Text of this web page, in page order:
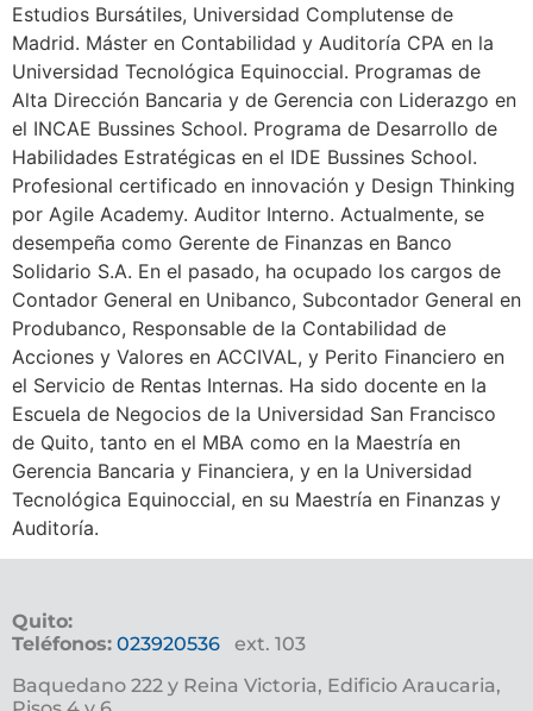
Estudios Bursátiles, Universidad Complutense de
Madrid. Máster en Contabilidad y Auditoría CPA en la
Universidad Tecnológica Equinoccial. Programas de
Alta Dirección Bancaria y de Gerencia con Liderazgo en
el INCAE Bussines School. Programa de Desarrollo de
Habilidades Estratégicas en el IDE Bussines School.
Profesional certificado en innovación y Design Thinking
por Agile Academy. Auditor Interno. Actualmente, se
desempeña como Gerente de Finanzas en Banco
Solidario S.A. En el pasado, ha ocupado los cargos de
Contador General en Unibanco, Subcontador General en
Produbanco, Responsable de la Contabilidad de
Acciones y Valores en ACCIVAL, y Perito Financiero en
el Servicio de Rentas Internas. Ha sido docente en la
Escuela de Negocios de la Universidad San Francisco
de Quito, tanto en el MBA como en la Maestría en
Gerencia Bancaria y Financiera, y en la Universidad
Tecnológica Equinoccial, en su Maestría en Finanzas y
Auditoría.
Quito:
Teléfonos: 023920536 ext. 103
Baquedano 222 y Reina Victoria, Edificio Araucaria,